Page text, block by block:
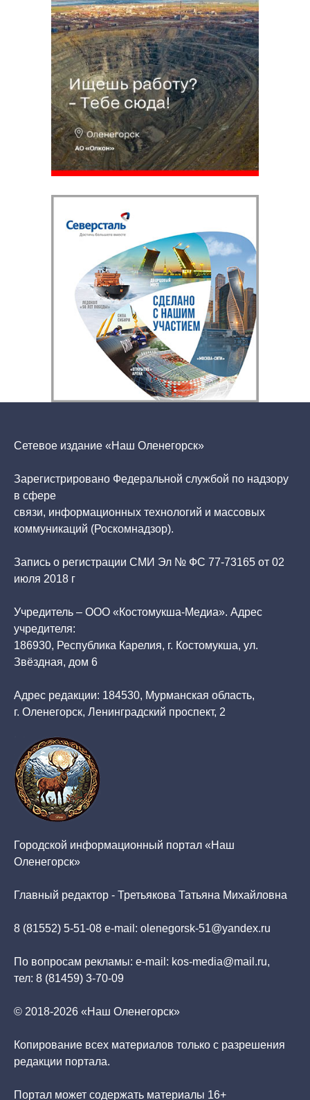
Сетевое издание «Наш Оленегорск»
Зарегистрировано Федеральной службой по надзору
в сфере
связи, информационных технологий и массовых
коммуникаций (Роскомнадзор).
Запись о регистрации СМИ Эл № ФС 77-73165 от 02
июля 2018 г
Учредитель – ООО «Костомукша-Медиа». Адрес
учредителя:
186930, Республика Карелия, г. Костомукша, ул.
Звёздная, дом 6
Адрес редакции: 184530, Мурманская область,
г. Оленегорск, Ленинградский проспект, 2
Городской информационный портал «Наш
Оленегорск»
Главный редактор - Третьякова Татьяна Михайловна
8 (81552) 5-51-08 e-mail: olenegorsk-51@yandex.ru
По вопросам рекламы: e-mail: kos-media@mail.ru,
тел: 8 (81459) 3-70-09
© 2018-2026 «Наш Оленегорск»
Копирование всех материалов только с разрешения
редакции портала.
Портал может содержать материалы 16+